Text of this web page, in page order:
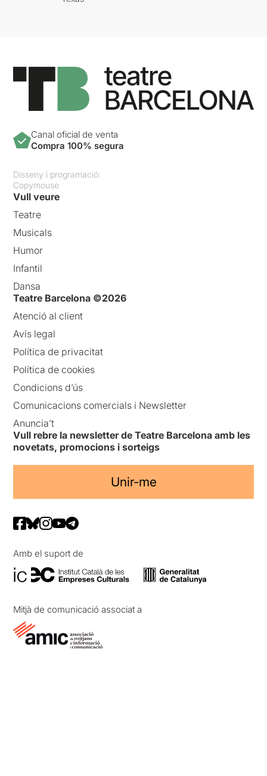
Canal oficial de venta
Compra 100% segura
Disseny i programació:
Copymouse
Vull veure
Teatre
Musicals
Humor
Infantil
Dansa
Teatre Barcelona ©2026
Atenció al client
Avís legal
Política de privacitat
Política de cookies
Condicions d’ús
Comunicacions comercials i Newsletter
Anuncia’t
Vull rebre la newsletter de Teatre Barcelona amb les
novetats, promocions i sorteigs
Unir-me
Amb el suport de
Mitjà de comunicació associat a